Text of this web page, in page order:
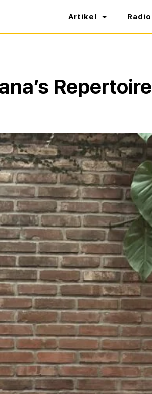
Artikel Radio
Repertoire